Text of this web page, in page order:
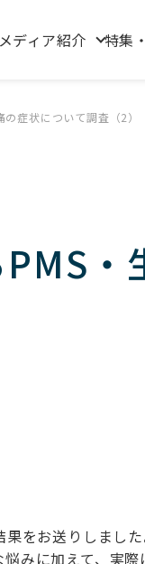
ディア紹介 特集
症状について調査（2）
をお送りしました
みに加えて、実